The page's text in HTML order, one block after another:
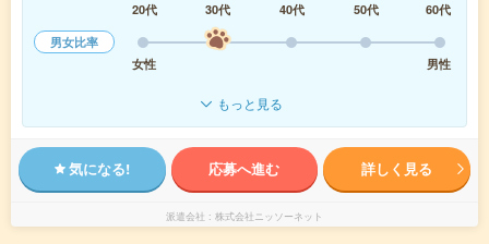
20代
30代 40代 50代
60代
男女比率
女性
男性
もっと見る
気になる! 応募へ進む 詳しく見る
派遣会社 株式会社ニッソーネット